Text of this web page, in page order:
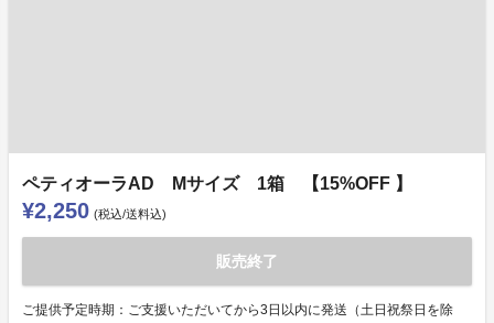
ペティオーラAD Mサイズ 1箱 【15%OFF 】
¥2,250 (税込/送料込)
販売終了
ご提供予定時期：ご支援いただいてから3日以内に発送（土日祝祭日を除